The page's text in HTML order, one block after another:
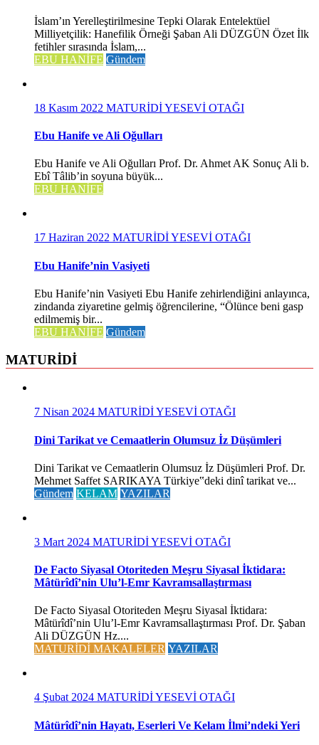
İslam’ın Yerelleştirilmesine Tepki Olarak Entelektüel
Milliyetçilik: Hanefilik Örneği Şaban Ali DÜZGÜN Özet İlk
fetihler sırasında İslam,...
EBU HANİFE Gündem
18 Kasım 2022 MATURİDİ YESEVİ OTAĞI
Ebu Hanife ve Ali Oğulları
Ebu Hanife ve Ali Oğulları Prof. Dr. Ahmet AK Sonuç Ali b.
Ebî Tâlib’in soyuna büyük...
EBU HANİFE
17 Haziran 2022 MATURİDİ YESEVİ OTAĞI
Ebu Hanife’nin Vasiyeti
Ebu Hanife’nin Vasiyeti Ebu Hanife zehirlendiğini anlayınca,
zindanda ziyaretine gelmiş öğrencilerine, “Ölünce beni gasp
edilmemiş bir...
EBU HANİFE Gündem
MATURİDİ
7 Nisan 2024 MATURİDİ YESEVİ OTAĞI
Dini Tarikat ve Cemaatlerin Olumsuz İz Düşümleri
Dini Tarikat ve Cemaatlerin Olumsuz İz Düşümleri Prof. Dr.
Mehmet Saffet SARIKAYA Türkiye‟deki dinî tarikat ve...
Gündem KELAM YAZILAR
3 Mart 2024 MATURİDİ YESEVİ OTAĞI
De Facto Siyasal Otoriteden Meşru Siyasal İktidara:
Mâtürîdî’nin Ulu’l-Emr Kavramsallaştırması
De Facto Siyasal Otoriteden Meşru Siyasal İktidara:
Mâtürîdî’nin Ulu’l-Emr Kavramsallaştırması Prof. Dr. Şaban
Ali DÜZGÜN Hz....
MATURİDİ MAKALELER YAZILAR
4 Şubat 2024 MATURİDİ YESEVİ OTAĞI
Mâtürîdî’nin Hayatı, Eserleri Ve Kelam İlmi’ndeki Yeri